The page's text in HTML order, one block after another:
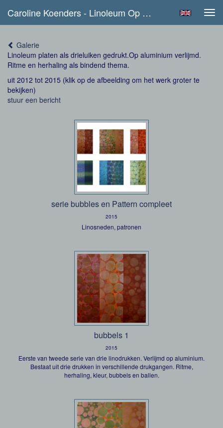
Caroline Koenders - Linoleum Op Alu
Galerie
Linoleum platen als drieluiken gedrukt.Op aluminium verlijmd.
Ritme en herhaling als bindend thema.
uit 2012 tot 2015 (klik op de afbeelding om het werk groter te
bekijken)
stuur een bericht
serie bubbles en Pattern compleet
2015
Linosneden, patronen
bubbels 1
2015
Eerste van tweede serie van drie linodrukken. Verlijmd op aluminium.
Bestaat uit drie drukken in verschillende drukgangen. Ritme,
herhaling, kleur, bubbels en ballen.